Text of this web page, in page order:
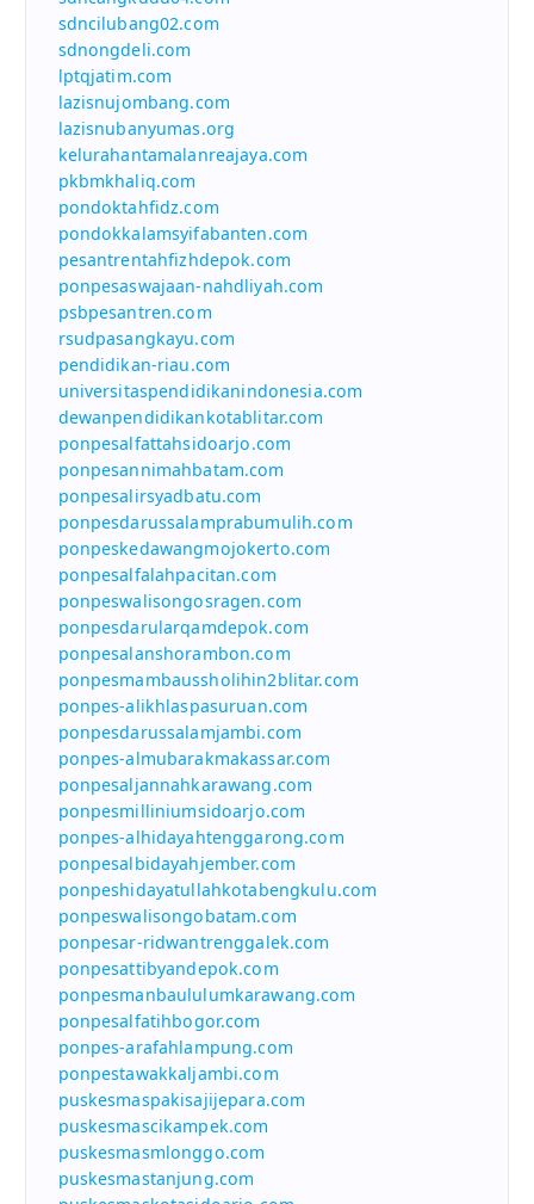
sdncilubang02.com
sdnongdeli.com
lptqjatim.com
lazisnujombang.com
lazisnubanyumas.org
kelurahantamalanreajaya.com
pkbmkhaliq.com
pondoktahfidz.com
pondokkalamsyifabanten.com
pesantrentahfizhdepok.com
ponpesaswajaan-nahdliyah.com
psbpesantren.com
rsudpasangkayu.com
pendidikan-riau.com
universitaspendidikanindonesia.com
dewanpendidikankotablitar.com
ponpesalfattahsidoarjo.com
ponpesannimahbatam.com
ponpesalirsyadbatu.com
ponpesdarussalamprabumulih.com
ponpeskedawangmojokerto.com
ponpesalfalahpacitan.com
ponpeswalisongosragen.com
ponpesdarularqamdepok.com
ponpesalanshorambon.com
ponpesmambaussholihin2blitar.com
ponpes-alikhlaspasuruan.com
ponpesdarussalamjambi.com
ponpes-almubarakmakassar.com
ponpesaljannahkarawang.com
ponpesmilliniumsidoarjo.com
ponpes-alhidayahtenggarong.com
ponpesalbidayahjember.com
ponpeshidayatullahkotabengkulu.com
ponpeswalisongobatam.com
ponpesar-ridwantrenggalek.com
ponpesattibyandepok.com
ponpesmanbaululumkarawang.com
ponpesalfatihbogor.com
ponpes-arafahlampung.com
ponpestawakkaljambi.com
puskesmaspakisajijepara.com
puskesmascikampek.com
puskesmasmlonggo.com
puskesmastanjung.com